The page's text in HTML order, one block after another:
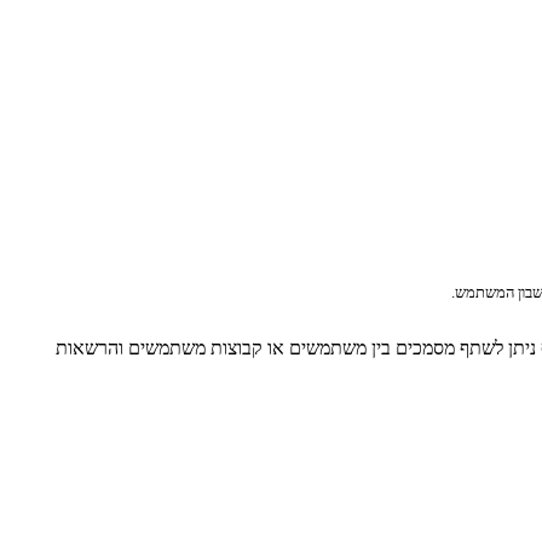
ניתן לשתף מסמכים בין משתמשים או קבוצות משתמשים והרשאות